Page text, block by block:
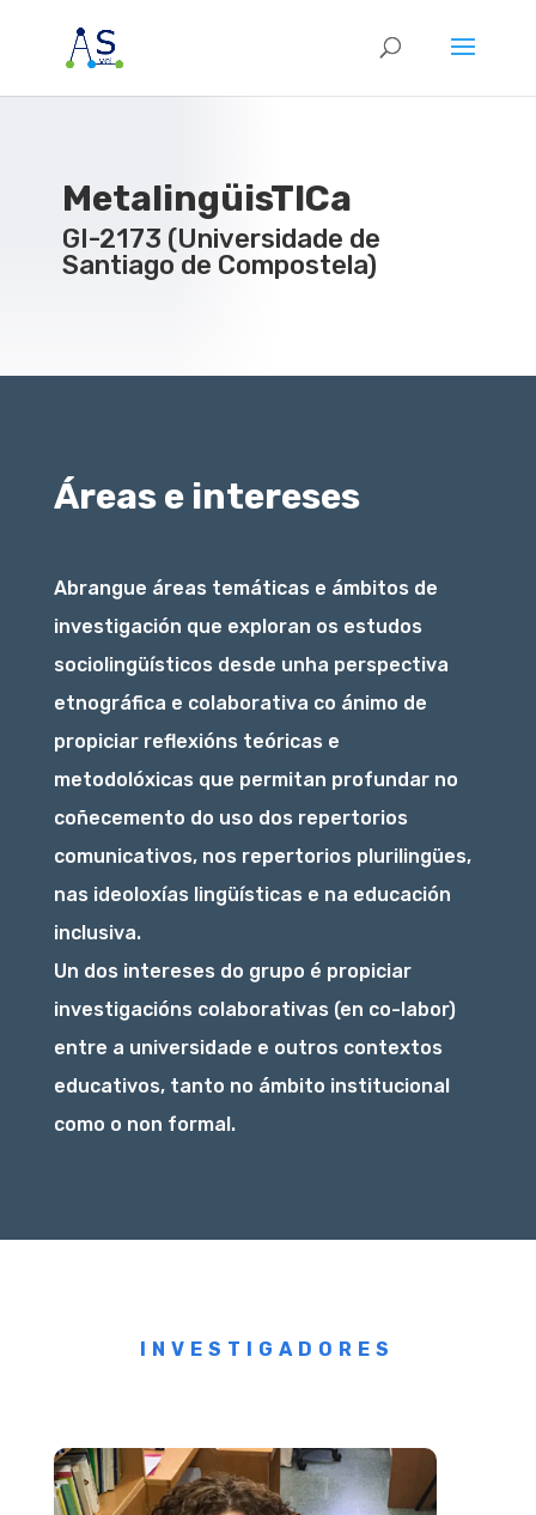
MetalingüisTICa
GI-2173 (Universidade de
Santiago de Compostela)
Áreas e intereses
Abrangue áreas temáticas e ámbitos de
investigación que exploran os estudos
sociolingüísticos desde unha perspectiva
etnográfica e colaborativa co ánimo de
propiciar reflexións teóricas e
metodolóxicas que permitan profundar no
coñecemento do uso dos repertorios
comunicativos, nos repertorios plurilingües,
nas ideoloxías lingüísticas e na educación
inclusiva.
Un dos intereses do grupo é propiciar
investigacións colaborativas (en co-labor)
entre a universidade e outros contextos
educativos, tanto no ámbito institucional
como o non formal.
INVESTIGADORES